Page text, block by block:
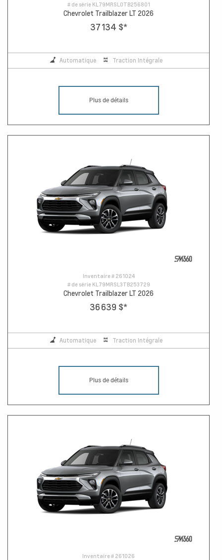
# de série KL79MRSL0TB256801
Chevrolet Trailblazer LT 2026
37 134 $*
Automatique Traction Intégrale
Plus de détails
Inventaire # 261024
# de série KL79MRSL3TB253729
Chevrolet Trailblazer LT 2026
36 639 $*
Automatique Traction Intégrale
Plus de détails
Inventaire # 261026